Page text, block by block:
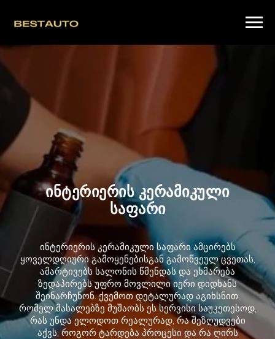
ინტერიერის კერამიკული
საფარი
ინტერიერის კერამიკული საფარი ამცირებს
ყოველდღიური გამოყენებისგან გამოწვეულ ცვეთას,
ამარტივებს სალონის წმენდას და ეხმარება
ზედაპირებს უფრო მოვლილი იერი დიდხანს
შეინარჩუნონ. ქვემოთ დეტალურად აგიხსნით,
რომელ მასალებზე მუშაობს ეს სერვისი საუკეთესოდ,
რას უნდა ელოდოთ რეალურად, რა შეზღუდვები
აქვს, როგორ ტარდება პროცესი და რა ღირს